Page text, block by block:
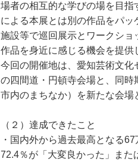
場者の相互的な学びの場を目指
による本展とは別の作品をパ
施設等で巡回展示とワークシ
作品を身近に感じる機会を提供
今回の開催地は、愛知芸術文
の四間道・円頓寺会場と、同
市内のまちなか）を新たな会場
（２）達成できたこと
・国内外から過去最高となる
72.4％が「大変良かった」また